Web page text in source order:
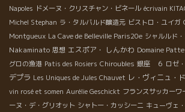
Napoles ドメーヌ・クリスチャン・ビネール écrivain
Michel Stephan ラ・タルバルド醸造元 ビストロ・ユイガ
Montgueux La Cave de Belleville Paris20e シャルルド
Nakaminato 思想 エスポア・ しんかわ Domaine
グロの漁港 Patis des Rosiers Chiroubles 銀座 ６ ロゼ
デプラ Les Uniques de Jules Chauvet レ・ヴィニュ・
vin rosé et somen Aurélie Geschickt フランスサッカー
ーヌ・デ・グリオット シャトー・カッシーニ キューヴェ